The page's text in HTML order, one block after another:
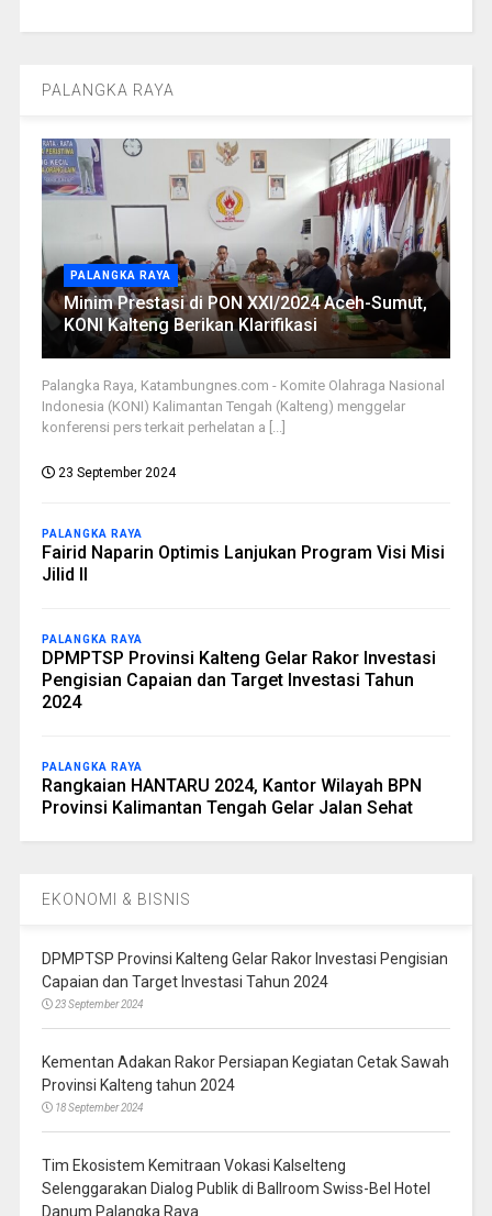
PALANGKA RAYA
PALANGKA RAYA
Minim Prestasi di PON XXI/2024 Aceh-Sumut,
KONI Kalteng Berikan Klarifikasi
Palangka Raya, Katambungnes.com - Komite Olahraga Nasional
Indonesia (KONI) Kalimantan Tengah (Kalteng) menggelar
konferensi pers terkait perhelatan a [...]
23 September 2024
PALANGKA RAYA
Fairid Naparin Optimis Lanjukan Program Visi Misi
Jilid II
PALANGKA RAYA
DPMPTSP Provinsi Kalteng Gelar Rakor Investasi
Pengisian Capaian dan Target Investasi Tahun
2024
PALANGKA RAYA
Rangkaian HANTARU 2024, Kantor Wilayah BPN
Provinsi Kalimantan Tengah Gelar Jalan Sehat
EKONOMI & BISNIS
DPMPTSP Provinsi Kalteng Gelar Rakor Investasi Pengisian
Capaian dan Target Investasi Tahun 2024
23 September 2024
Kementan Adakan Rakor Persiapan Kegiatan Cetak Sawah
Provinsi Kalteng tahun 2024
18 September 2024
Tim Ekosistem Kemitraan Vokasi Kalselteng
Selenggarakan Dialog Publik di Ballroom Swiss-Bel Hotel
Danum Palangka Raya